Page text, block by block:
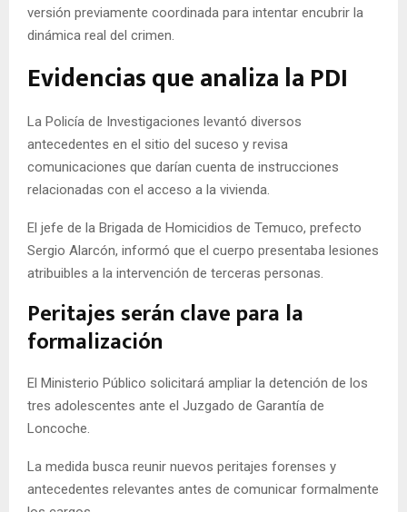
versión previamente coordinada para intentar encubrir la
dinámica real del crimen.
Evidencias que analiza la PDI
La Policía de Investigaciones levantó diversos
antecedentes en el sitio del suceso y revisa
comunicaciones que darían cuenta de instrucciones
relacionadas con el acceso a la vivienda.
El jefe de la Brigada de Homicidios de Temuco, prefecto
Sergio Alarcón, informó que el cuerpo presentaba lesiones
atribuibles a la intervención de terceras personas.
Peritajes serán clave para la
formalización
El Ministerio Público solicitará ampliar la detención de los
tres adolescentes ante el Juzgado de Garantía de
Loncoche.
La medida busca reunir nuevos peritajes forenses y
antecedentes relevantes antes de comunicar formalmente